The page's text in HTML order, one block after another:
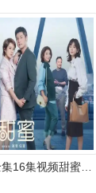
甜蜜蜜电视剧全集16集视频甜蜜电视剧一共多少集